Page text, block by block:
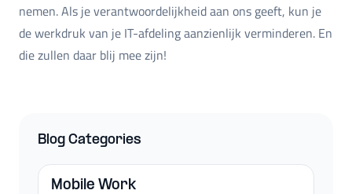
nemen. Als je verantwoordelijkheid aan ons geeft, kun je
de werkdruk van je IT-afdeling aanzienlijk verminderen. En
die zullen daar blij mee zijn!
Blog Categories
Mobile Work